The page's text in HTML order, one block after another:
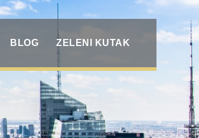
BLOG ZELENI KUTAK